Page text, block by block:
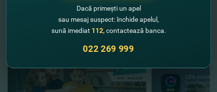
Alte noutăţiDacă primești un apel
sau mesaj suspect: închide apelul,
sună imediat 112, contactează banca.
022 269 999